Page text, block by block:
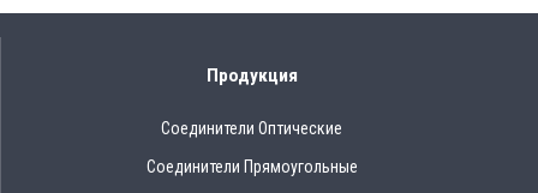
Продукция
Соединители Оптические
Соединители Прямоугольные